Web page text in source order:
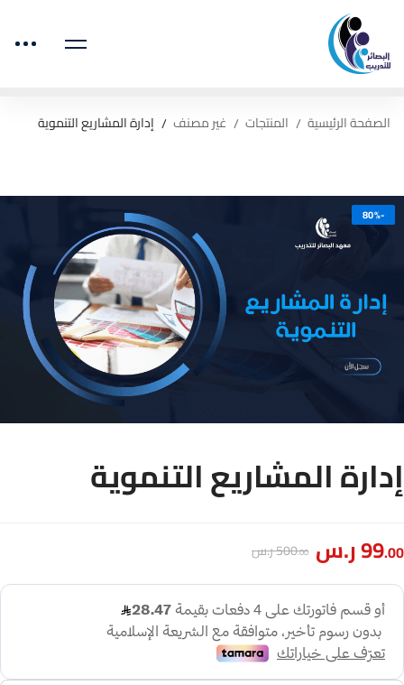
الرئيسية المنتجات غير مصنف إدارة المشاريع التنموية
المشاريع التنموية
99ر.س 500 .00 ر.س